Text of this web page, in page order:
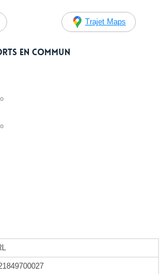
Trajet Maps
en commun